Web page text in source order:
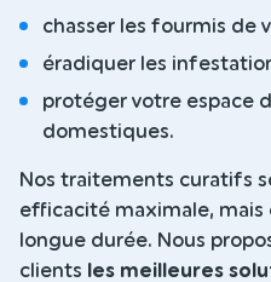
chasser les fourmis de
éradiquer les
protéger votre espace
domestiques.
Nos traitements curatifs
efficacité maximale,
longue durée. Nous
clients
les meilleures